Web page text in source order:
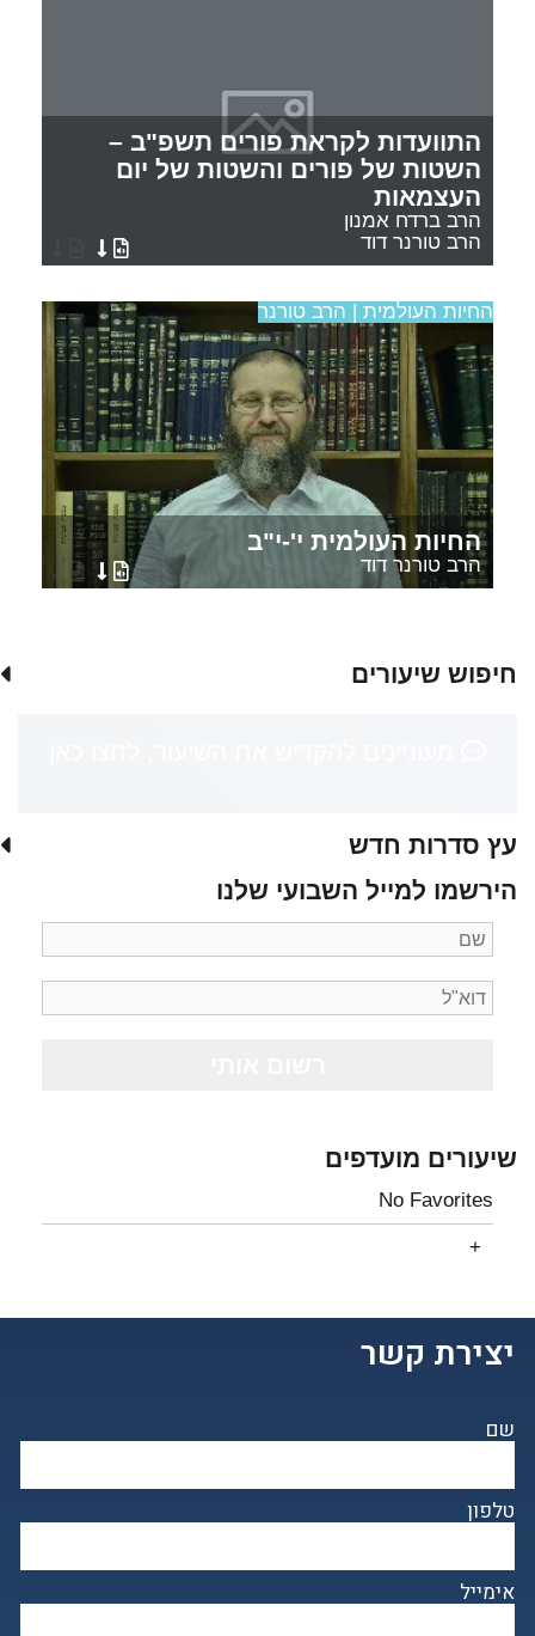
התוועדות לקראת פורים תשפ"ב –
השטות של פורים והשטות של יום
העצמאות
הרב ברדח אמנון
הרב טורנר דוד
החיות העולמית | הרב טורנר
החיות העולמית י'-י"ב
הרב טורנר דוד
חיפוש שיעורים
עץ סדרות חדש
הירשמו למייל השבועי שלנו
שיעורים מועדפים
No Favorites
יצירת קשר
שם
טלפון
אימייל